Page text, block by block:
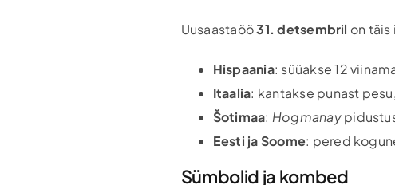
Uusaastaöö31. detsembril on
Hispaania: süüakse 12
Itaalia: kantakse punast
Šotimaa: Hogmanay
Eesti ja Soome: pered
Sümbolid ja kombed